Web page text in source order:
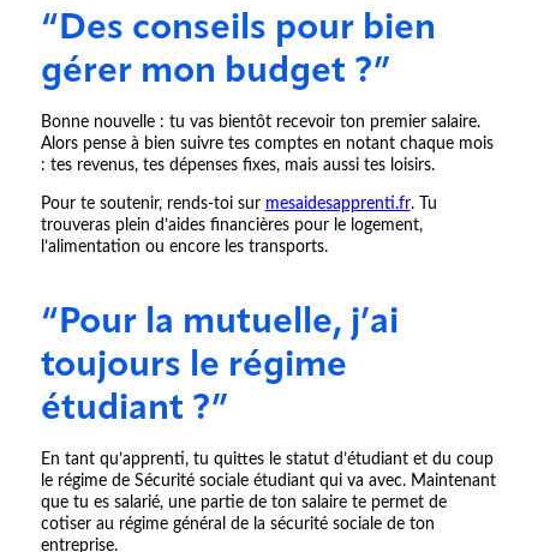
“Des conseils pour bien
gérer mon budget ?”
Bonne nouvelle : tu vas bientôt recevoir ton premier salaire.
Alors pense à bien suivre tes comptes en notant chaque mois
: tes revenus, tes dépenses fixes, mais aussi tes loisirs.
Pour te soutenir, rends-toi sur mesaidesapprenti.fr. Tu
trouveras plein d’aides financières pour le logement,
l’alimentation ou encore les transports.
“Pour la mutuelle, j’ai
toujours le régime
étudiant ?”
En tant qu’apprenti, tu quittes le statut d’étudiant et du coup
le régime de Sécurité sociale étudiant qui va avec. Maintenant
que tu es salarié, une partie de ton salaire te permet de
cotiser au régime général de la sécurité sociale de ton
entreprise.